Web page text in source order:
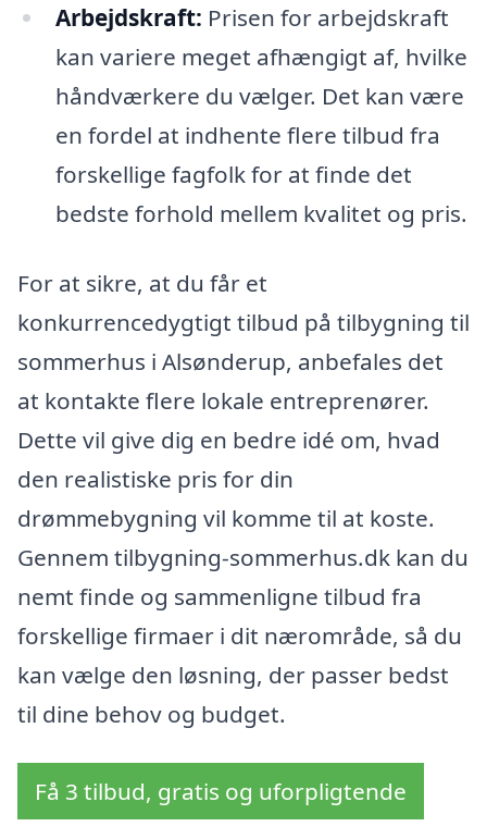
Arbejdskraft: Prisen for arbejdskraft
kan variere meget afhængigt af, hvilke
håndværkere du vælger. Det kan være
en fordel at indhente flere tilbud fra
forskellige fagfolk for at finde det
bedste forhold mellem kvalitet og pris.
For at sikre, at du får et
konkurrencedygtigt tilbud på tilbygning til
sommerhus i Alsønderup, anbefales det
at kontakte flere lokale entreprenører.
Dette vil give dig en bedre idé om, hvad
den realistiske pris for din
drømmebygning vil komme til at koste.
Gennem tilbygning-sommerhus.dk kan du
nemt finde og sammenligne tilbud fra
forskellige firmaer i dit nærområde, så du
kan vælge den løsning, der passer bedst
til dine behov og budget.
Få 3 tilbud, gratis og uforpligtende